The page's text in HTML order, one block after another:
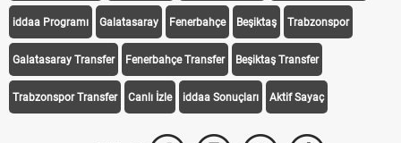
iddaa Programı Galatasaray Fenerbahçe Beşiktaş Trabzonspor
Galatasaray Transfer Fenerbahçe Transfer Beşiktaş Transfer
Trabzonspor Transfer Canlı İzle iddaa Sonuçları Aktif Sayaç